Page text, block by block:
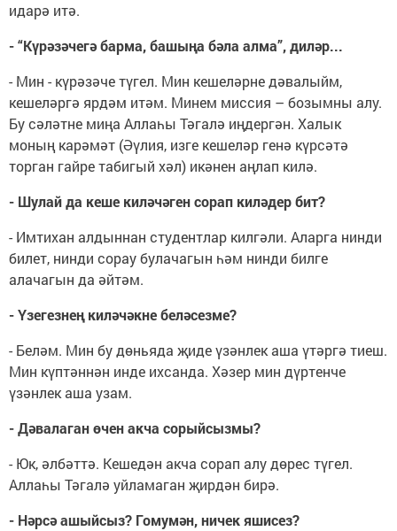
идарә итә.
- “Күрәзәчегә барма, башыңа бәла алма”, диләр...
- Мин - күрәзәче түгел. Мин кешеләрне дәвалыйм,
кешеләргә ярдәм итәм. Минем миссия – бозымны алу.
Бу сәләтне миңа Аллаһы Тәгалә иңдергән. Халык
моның карәмәт (Әүлия, изге кешеләр генә күрсәтә
торган гайре табигый хәл) икәнен аңлап килә.
- Шулай да кеше киләчәген сорап киләдер бит?
- Имтихан алдыннан студентлар килгәли. Аларга нинди
билет, нинди сорау булачагын һәм нинди билге
алачагын да әйтәм.
- Үзегезнең киләчәкне беләсезме?
- Беләм. Мин бу дөньяда җиде үзәнлек аша үтәргә тиеш.
Мин күптәннән инде ихсанда. Хәзер мин дүртенче
үзәнлек аша узам.
- Дәвалаган өчен акча сорыйсызмы?
- Юк, әлбәттә. Кешедән акча сорап алу дөрес түгел.
Аллаһы Тәгалә уйламаган җирдән бирә.
- Нәрсә ашыйсыз? Гомумән, ничек яшисез?